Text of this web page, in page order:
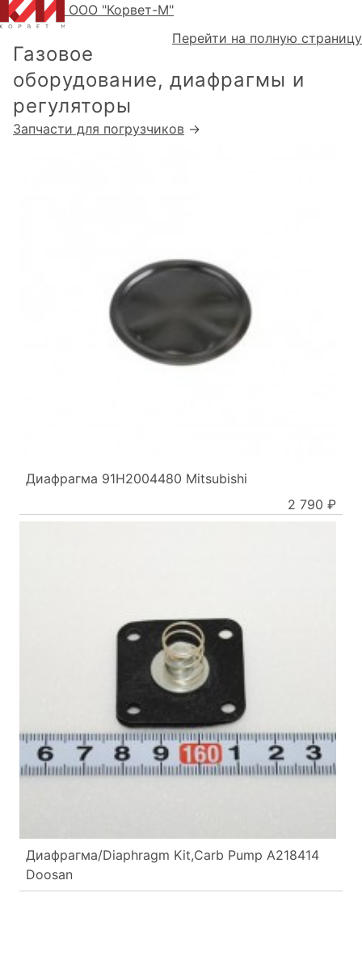
ООО "Корвет-М"
Перейти на полную страницу
Газовое
оборудование, диафрагмы и
регуляторы
Запчасти для погрузчиков →
Диафрагма 91H2004480 Mitsubishi
2 790 ₽
Диафрагма/Diaphragm Kit,Carb Pump A218414
Doosan